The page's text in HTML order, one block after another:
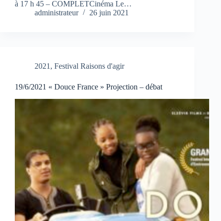
à 17 h 45 – COMPLETCinéma Le…
administrateur
26 juin 2021
2021 , Festival Raisons d'agir
19/6/2021 « Douce France » Projection – débat